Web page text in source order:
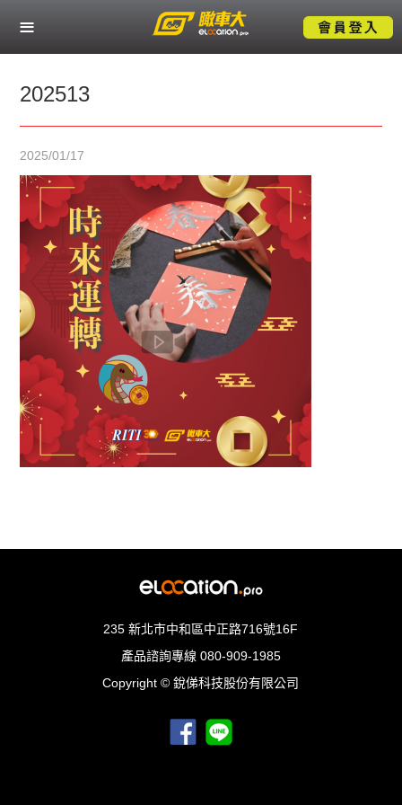
關於瞰車大
產業解決方案
成功案例
技術支援
聯絡我們
202513
2025/01/17
235 新北市中和區中正路716號16F
產品諮詢專線 080-909-1985
Copyright © 銳俤科技股份有限公司